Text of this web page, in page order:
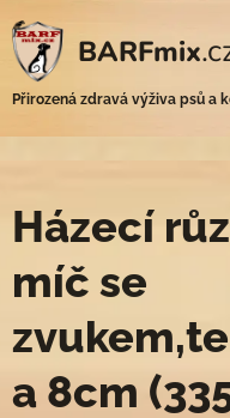
BARFmix
Přirozená zdravá výživa psů a
Házecí
míč se
a 8cm